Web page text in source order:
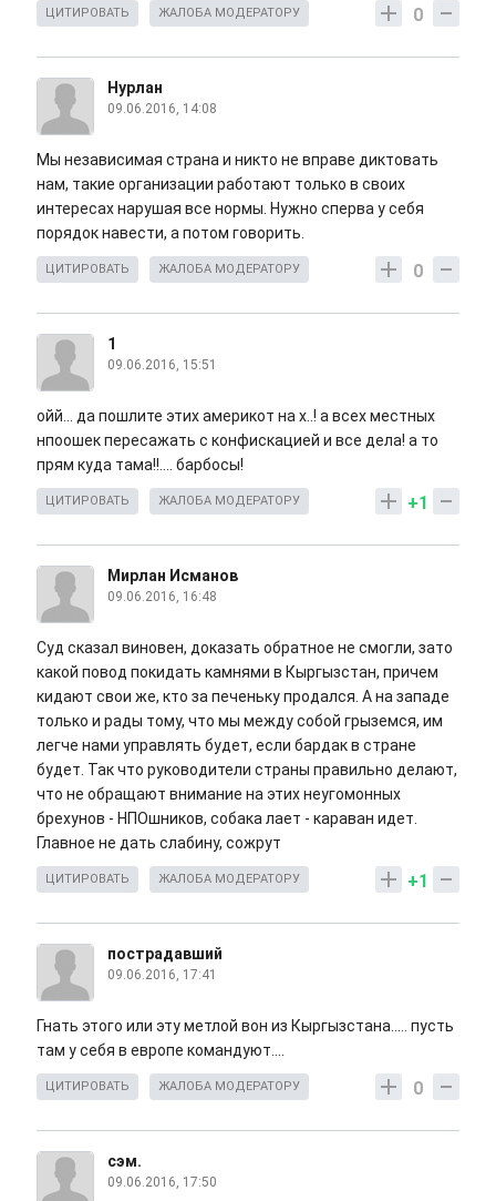
0
ЦИТИРОВАТЬ ЖАЛОБА МОДЕРАТОРУ
Нурлан
09.06.2016, 14:08
Мы независимая страна и никто не вправе диктовать
нам, такие организации работают только в своих
интересах нарушая все нормы. Нужно сперва у себя
порядок навести, а потом говорить.
0
ЦИТИРОВАТЬ ЖАЛОБА МОДЕРАТОРУ
1
09.06.2016, 15:51
ойй... да пошлите этих америкот на х..! а всех местных
нпоошек пересажать с конфискацией и все дела! а то
прям куда тама!!.... барбосы!
+1
ЦИТИРОВАТЬ ЖАЛОБА МОДЕРАТОРУ
Мирлан Исманов
09.06.2016, 16:48
Суд сказал виновен, доказать обратное не смогли, зато
какой повод покидать камнями в Кыргызстан, причем
кидают свои же, кто за печеньку продался. А на западе
только и рады тому, что мы между собой грыземся, им
легче нами управлять будет, если бардак в стране
будет. Так что руководители страны правильно делают,
что не обращают внимание на этих неугомонных
брехунов - НПОшников, собака лает - караван идет.
Главное не дать слабину, сожрут
+1
ЦИТИРОВАТЬ ЖАЛОБА МОДЕРАТОРУ
пострадавший
09.06.2016, 17:41
Гнать этого или эту метлой вон из Кыргызстана..... пусть
там у себя в европе командуют....
0
ЦИТИРОВАТЬ ЖАЛОБА МОДЕРАТОРУ
сэм.
09.06.2016, 17:50